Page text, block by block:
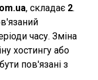
, складає 2.
часу. Зміна
хостингу або
пов'язані з